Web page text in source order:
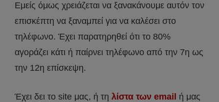
Εμείς όμως χρειάζεται να ξανακάνουμε αυτόν τον
επισκέπτη να ξαναμπεί για να καλέσει στο
τηλέφωνο. Έχει παρατηρηθεί ότι το 80%
αγοράζει κάτι ή παίρνει τηλέφωνο από την 7η ως
την 12η επίσκεψη.
Έχει δει το site μας, ή τη λίστα των email ή μας